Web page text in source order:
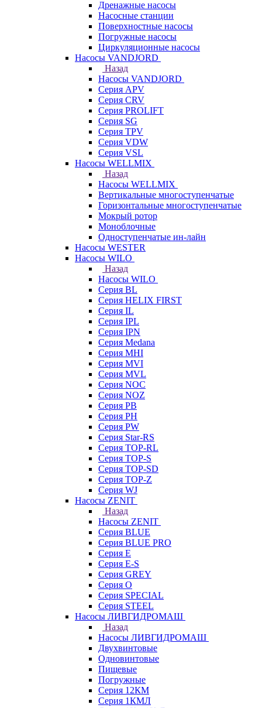
Дренажные насосы
Насосные станции
Поверхностные насосы
Погружные насосы
Циркуляционные насосы
Насосы VANDJORD
Назад
Насосы VANDJORD
Серия APV
Серия CRV
Серия PROLIFT
Серия SG
Серия TPV
Серия VDW
Серия VSL
Насосы WELLMIX
Назад
Насосы WELLMIX
Вертикальные многоступенчатые
Горизонтальные многоступенчатые
Мокрый ротор
Моноблочные
Одноступенчатые ин-лайн
Насосы WESTER
Насосы WILO
Назад
Насосы WILO
Серия BL
Серия HELIX FIRST
Серия IL
Серия IPL
Серия IPN
Серия Medana
Серия MHI
Серия MVI
Серия MVL
Серия NOC
Серия NOZ
Серия PB
Серия PH
Серия PW
Серия Star-RS
Серия TOP-RL
Серия TOP-S
Серия TOP-SD
Серия TOP-Z
Серия WJ
Насосы ZENIT
Назад
Насосы ZENIT
Серия BLUE
Серия BLUE PRO
Серия E
Серия E-S
Серия GREY
Серия O
Серия SPECIAL
Серия STEEL
Насосы ЛИВГИДРОМАШ
Назад
Насосы ЛИВГИДРОМАШ
Двухвинтовые
Одновинтовые
Пищевые
Погружные
Серия 12КМ
Серия 1КМЛ